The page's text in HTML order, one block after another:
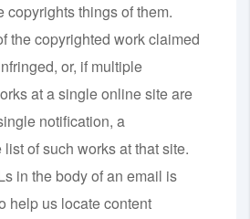
copyrights things of them.
the copyrighted work claimed
or, if multiple
at a single online site are
notification, a
of such works at that site.
in the body of an email is
help us locate content